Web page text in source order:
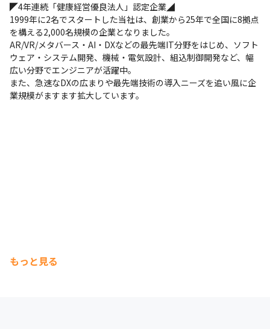
◤4年連続「健康経営優良法人」認定企業◢
1999年に2名でスタートした当社は、創業から25年で全国に8拠点
を構える2,000名規模の企業となりました。
AR/VR/メタバース・AI・DXなどの最先端IT分野をはじめ、ソフト
ウェア・システム開発、機械・電気設計、組込制御開発など、幅
広い分野でエンジニアが活躍中。
また、急速なDXの広まりや最先端技術の導入ニーズを追い風に企
業規模がますます拡大しています。
もっと見る